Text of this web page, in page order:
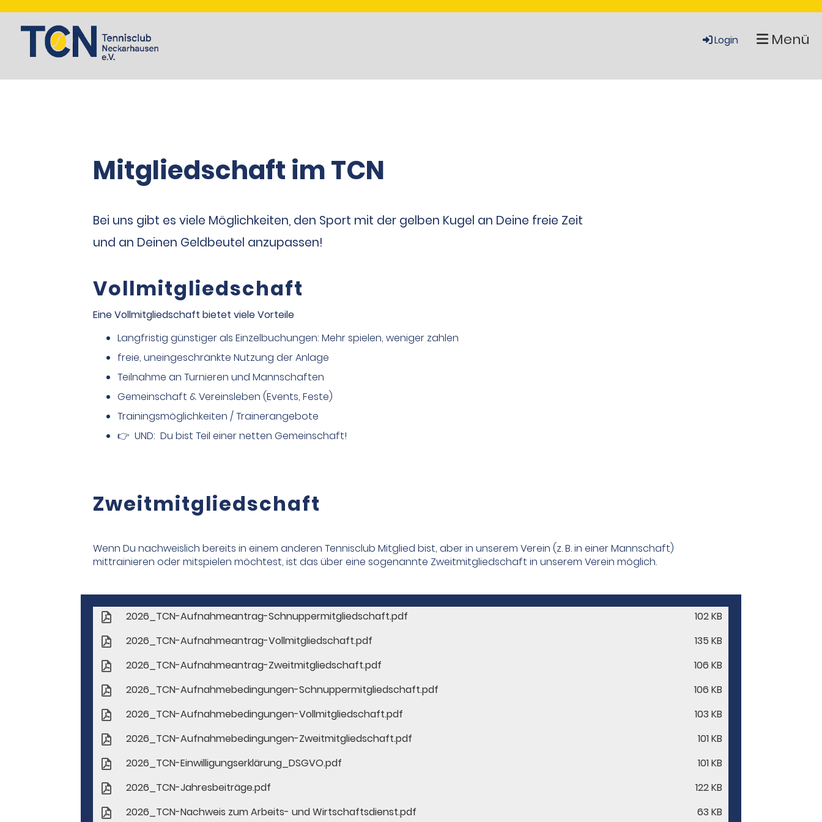
Login Menü
Mitgliedschaft im TCN
Bei uns gibt es viele Möglichkeiten, den Sport mit der gelben Kugel an Deine freie Zeit
und an Deinen Geldbeutel anzupassen!
Vollmitgliedschaft
Eine Vollmitgliedschaft bietet viele Vorteile
Langfristig günstiger als Einzelbuchungen: Mehr spielen, weniger zahlen
freie, uneingeschränkte Nutzung der Anlage
Teilnahme an Turnieren und Mannschaften
Gemeinschaft & Vereinsleben (Events, Feste)
Trainingsmöglichkeiten / Trainerangebote
👉 UND: Du bist Teil einer netten Gemeinschaft!
Zweitmitgliedschaft
Wenn Du nachweislich bereits in einem anderen Tennisclub Mitglied bist, aber in unserem Verein (z. B. in einer Mannschaft)
mittrainieren oder mitspielen möchtest, ist das über eine sogenannte Zweitmitgliedschaft in unserem Verein möglich.
2026_TCN-Aufnahmeantrag-Schnuppermitgliedschaft.pdf
102 KB
2026_TCN-Aufnahmeantrag-Vollmitgliedschaft.pdf
135 KB
2026_TCN-Aufnahmeantrag-Zweitmitgliedschaft.pdf
106 KB
2026_TCN-Aufnahmebedingungen-Schnuppermitgliedschaft.pdf
106 KB
2026_TCN-Aufnahmebedingungen-Vollmitgliedschaft.pdf
103 KB
2026_TCN-Aufnahmebedingungen-Zweitmitgliedschaft.pdf
101 KB
2026_TCN-Einwilligungserklärung_DSGVO.pdf
101 KB
2026_TCN-Jahresbeiträge.pdf
122 KB
2026_TCN-Nachweis zum Arbeits- und Wirtschaftsdienst.pdf
63 KB